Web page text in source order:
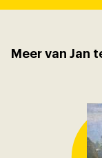
Meer van Jan